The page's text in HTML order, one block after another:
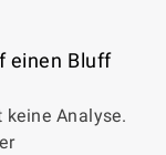
einen Bluff
Analyse.